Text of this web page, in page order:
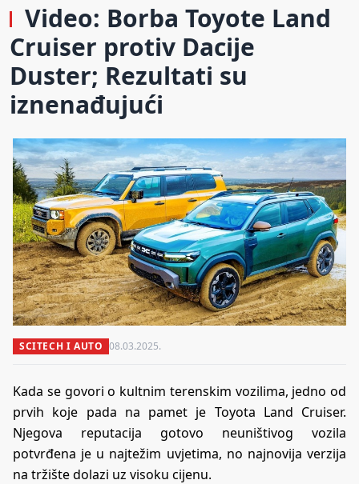
Video: Borba Toyote Land
Cruiser protiv Dacije
Duster; Rezultati su
iznenađujući
SCITECH I AUTO 08.03.2025.
Kada se govori o kultnim terenskim vozilima, jedno od
prvih koje pada na pamet je Toyota Land Cruiser.
Njegova reputacija gotovo neuništivog vozila
potvrđena je u najtežim uvjetima, no najnovija verzija
na tržište dolazi uz visoku cijenu.